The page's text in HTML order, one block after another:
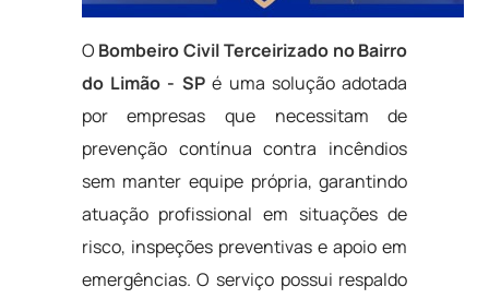
O Bombeiro Civil Terceirizado no Bairro
do Limão - SPé uma solução adotada
por empresas que necessitam de
prevenção contínua contra incêndios
sem manter equipe própria, garantindo
atuação profissional em situações de
risco, inspeções preventivas e apoio em
emergências. O serviço possui respaldo